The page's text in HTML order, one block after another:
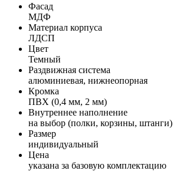
Фасад
МДФ
Материал корпуса
ЛДСП
Цвет
Темный
Раздвижная система
алюминиевая, нижнеопорная
Кромка
ПВХ (0,4 мм, 2 мм)
Внутреннее наполнение
на выбор (полки, корзины, штанги)
Размер
индивидуальный
Цена
указана за базовую комплектацию